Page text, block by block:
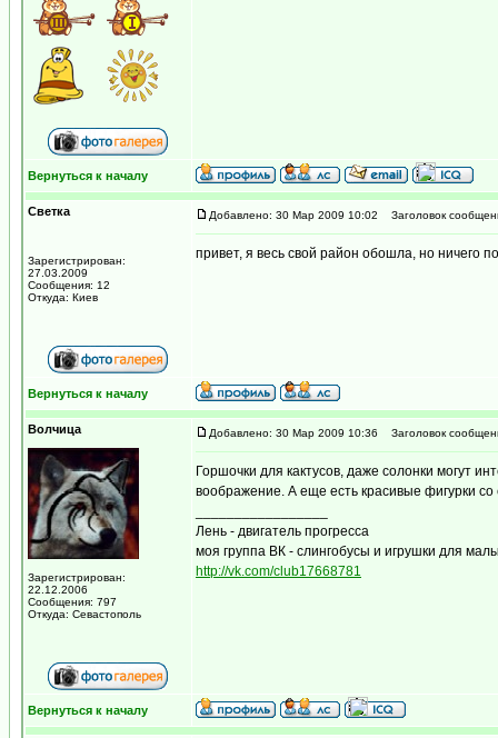
Вернуться к началу
Светка
Зарегистрирован:
27.03.2009
Сообщения: 12
Откуда: Киев
Добавлено: 30 Мар 2009 10:02 Заголовок
привет, я весь свой район обошла, но ничего
Вернуться к началу
Волчица
Зарегистрирован:
22.12.2006
Сообщения: 797
Откуда: Севастополь
Добавлено: 30 Мар 2009 10:36 Заголовок
Горшочки для кактусов, даже солонки могут
воображение. А еще есть красивые фигурки со
Лень - двигатель прогресса
моя группа ВК - слингобусы и игрушки для
http://vk.com/club17668781
Вернуться к началу